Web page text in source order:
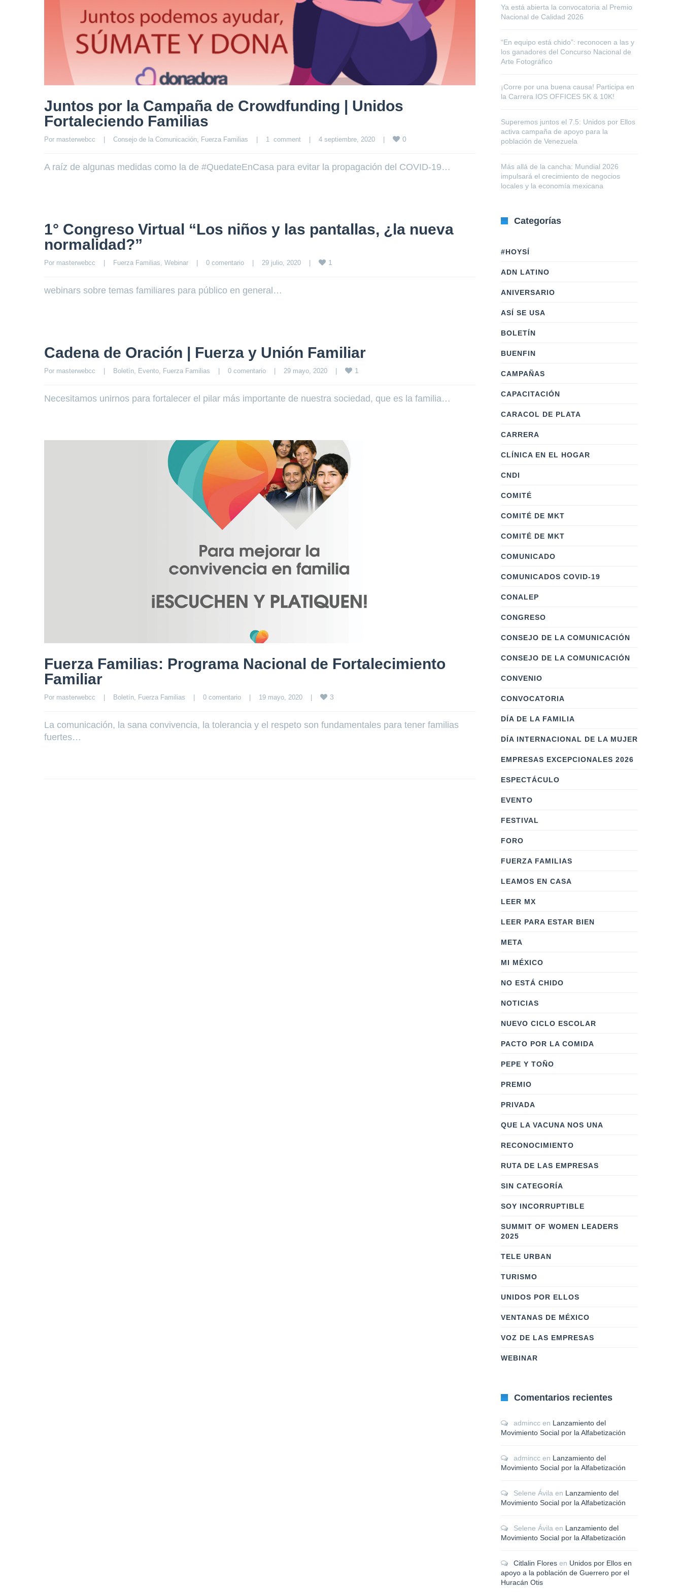
Juntos por la Campaña de Crowdfunding | Unidos
Fortaleciendo Familias
Por masterwebcc Consejo de la Comunicación, Fuerza Familias 1  comment 4 septiembre, 2020 0
A raíz de algunas medidas como la de #QuedateEnCasa para evitar la propagación del COVID-19…
1° Congreso Virtual “Los niños y las pantallas, ¿la nueva
normalidad?”
Por masterwebcc Fuerza Familias, Webinar 0 comentario 29 julio, 2020 1
webinars sobre temas familiares para público en general…
Cadena de Oración | Fuerza y Unión Familiar
Por masterwebcc Boletín, Evento, Fuerza Familias 0 comentario 29 mayo, 2020 1
Necesitamos unirnos para fortalecer el pilar más importante de nuestra sociedad, que es la familia…
Fuerza Familias: Programa Nacional de Fortalecimiento
Familiar
Por masterwebcc Boletín, Fuerza Familias 0 comentario 19 mayo, 2020 3
La comunicación, la sana convivencia, la tolerancia y el respeto son fundamentales para tener familias
fuertes…
Ya está abierta la convocatoria al Premio
Nacional de Calidad 2026
“En equipo está chido”: reconocen a las y
los ganadores del Concurso Nacional de
Arte Fotográfico
¡Corre por una buena causa! Participa en
la Carrera IOS OFFICES 5K & 10K!
Superemos juntos el 7.5: Unidos por Ellos
activa campaña de apoyo para la
población de Venezuela
Más allá de la cancha: Mundial 2026
impulsará el crecimiento de negocios
locales y la economía mexicana
Categorías
#HOYSÍ
ADN LATINO
ANIVERSARIO
ASÍ SE USA
BOLETÍN
BUENFIN
CAMPAÑAS
CAPACITACIÓN
CARACOL DE PLATA
CARRERA
CLÍNICA EN EL HOGAR
CNDI
COMITÉ
COMITÉ DE MKT
COMITÉ DE MKT
COMUNICADO
COMUNICADOS COVID-19
CONALEP
CONGRESO
CONSEJO DE LA COMUNICACIÓN
CONSEJO DE LA COMUNICACIÓN
CONVENIO
CONVOCATORIA
DÍA DE LA FAMILIA
DÍA INTERNACIONAL DE LA MUJER
EMPRESAS EXCEPCIONALES 2026
ESPECTÁCULO
EVENTO
FESTIVAL
FORO
FUERZA FAMILIAS
LEAMOS EN CASA
LEER MX
LEER PARA ESTAR BIEN
META
MI MÉXICO
NO ESTÁ CHIDO
NOTICIAS
NUEVO CICLO ESCOLAR
PACTO POR LA COMIDA
PEPE Y TOÑO
PREMIO
PRIVADA
QUE LA VACUNA NOS UNA
RECONOCIMIENTO
RUTA DE LAS EMPRESAS
SIN CATEGORÍA
SOY INCORRUPTIBLE
SUMMIT OF WOMEN LEADERS
2025
TELE URBAN
TURISMO
UNIDOS POR ELLOS
VENTANAS DE MÉXICO
VOZ DE LAS EMPRESAS
WEBINAR
Comentarios recientes
admincc en Lanzamiento del
Movimiento Social por la Alfabetización
admincc en Lanzamiento del
Movimiento Social por la Alfabetización
Selene Ávila en Lanzamiento del
Movimiento Social por la Alfabetización
Selene Ávila en Lanzamiento del
Movimiento Social por la Alfabetización
Citlalin Flores en Unidos por Ellos en
apoyo a la población de Guerrero por el
Huracán Otis